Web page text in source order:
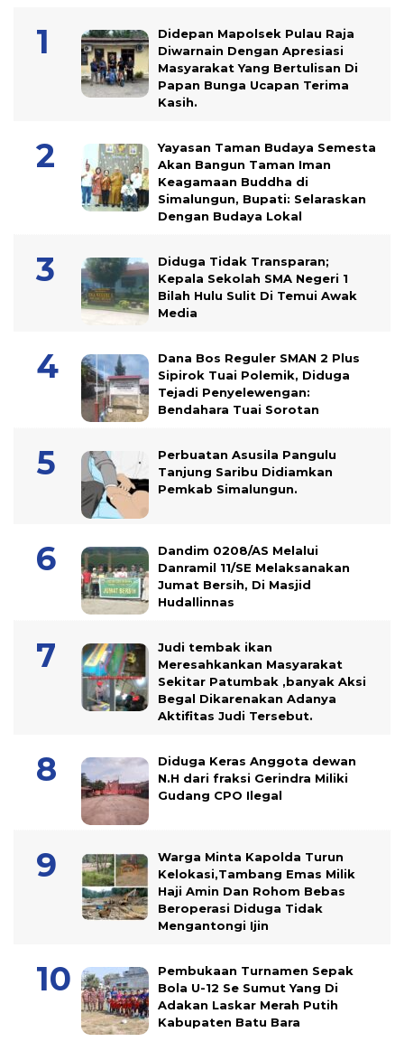
Didepan Mapolsek Pulau Raja
Diwarnain Dengan Apresiasi
Masyarakat Yang Bertulisan Di
Papan Bunga Ucapan Terima
Kasih.
Yayasan Taman Budaya Semesta
Akan Bangun Taman Iman
Keagamaan Buddha di
Simalungun, Bupati: Selaraskan
Dengan Budaya Lokal
Diduga Tidak Transparan;
Kepala Sekolah SMA Negeri 1
Bilah Hulu Sulit Di Temui Awak
Media
Dana Bos Reguler SMAN 2 Plus
Sipirok Tuai Polemik, Diduga
Tejadi Penyelewengan:
Bendahara Tuai Sorotan
Perbuatan Asusila Pangulu
Tanjung Saribu Didiamkan
Pemkab Simalungun.
Dandim 0208/AS Melalui
Danramil 11/SE Melaksanakan
Jumat Bersih, Di Masjid
Hudallinnas
Judi tembak ikan
Meresahkankan Masyarakat
Sekitar Patumbak ,banyak Aksi
Begal Dikarenakan Adanya
Aktifitas Judi Tersebut.
Diduga Keras Anggota dewan
N.H dari fraksi Gerindra Miliki
Gudang CPO Ilegal
Warga Minta Kapolda Turun
Kelokasi,Tambang Emas Milik
Haji Amin Dan Rohom Bebas
Beroperasi Diduga Tidak
Mengantongi Ijin
Pembukaan Turnamen Sepak
Bola U-12 Se Sumut Yang Di
Adakan Laskar Merah Putih
Kabupaten Batu Bara